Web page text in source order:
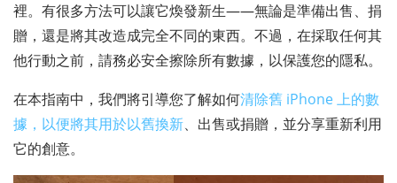
裡。有很多方法可以讓它煥發新生——無論是準備出售、捐
贈，還是將其改造成完全不同的東西。不過，在採取任何其
他行動之前，請務必安全擦除所有數據，以保護您的隱私。
在本指南中，我們將引導您了解如何清除舊 iPhone 上的數
據，以便將其用於以舊換新、出售或捐贈，並分享重新利用
它的創意。